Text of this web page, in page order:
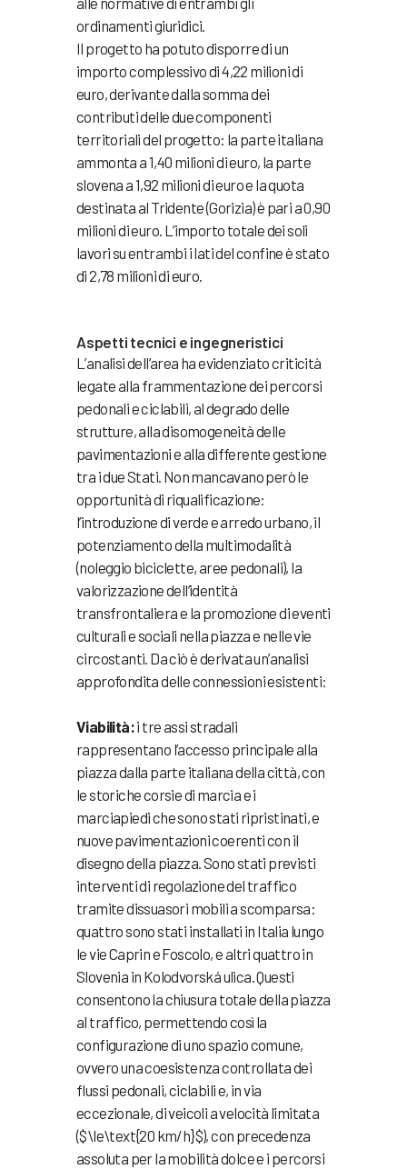
ordinamenti giuridici.
Il progetto ha potuto disporre di un
importo complessivo di 4,22 milioni di
euro, derivante dalla somma dei
contributi delle due componenti
territoriali del progetto: la parte italiana
ammonta a 1,40 milioni di euro, la parte
slovena a 1,92 milioni di euro e la quota
destinata al Tridente (Gorizia) è pari a 0,90
milioni di euro. L’importo totale dei soli
lavori su entrambi i lati del confine è stato
di 2,78 milioni di euro.
Aspetti tecnici e ingegneristici
L’analisi dell’area ha evidenziato criticità
legate alla frammentazione dei percorsi
pedonali e ciclabili, al degrado delle
strutture, alla disomogeneità delle
pavimentazioni e alla differente gestione
tra i due Stati. Non mancavano però le
opportunità di riqualificazione:
l’introduzione di verde e arredo urbano, il
potenziamento della multimodalità
(noleggio biciclette, aree pedonali), la
valorizzazione dell’identità
transfrontaliera e la promozione di eventi
culturali e sociali nella piazza e nelle vie
circostanti. Da ciò è derivata un’analisi
approfondita delle connessioni esistenti:
Viabilità:i tre assi stradali
rappresentano l’accesso principale alla
piazza dalla parte italiana della città, con
le storiche corsie di marcia e i
marciapiedi che sono stati ripristinati, e
nuove pavimentazioni coerenti con il
disegno della piazza. Sono stati previsti
interventi di regolazione del traffico
tramite dissuasori mobili a scomparsa:
quattro sono stati installati in Italia lungo
le vie Caprin e Foscolo, e altri quattro in
Slovenia in Kolodvorská ulica. Questi
consentono la chiusura totale della piazza
al traffico, permettendo così la
configurazione di uno spazio comune,
ovvero una coesistenza controllata dei
flussi pedonali, ciclabili e, in via
eccezionale, di veicoli a velocità limitata
($\le\text{20 km/h}$), con precedenza
assoluta per la mobilità dolce e i percorsi